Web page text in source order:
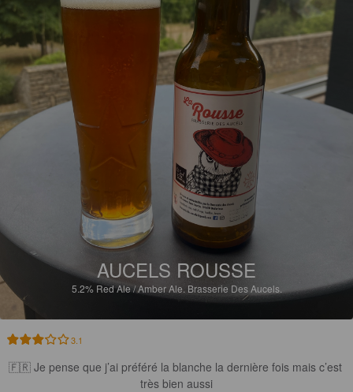
AUCELS ROUSSE
5.2% Red Ale / Amber Ale. Brasserie Des Aucels.
3.1
🇫🇷 Je pense que j’ai préféré la blanche la dernière fois mais c’est
très bien aussi